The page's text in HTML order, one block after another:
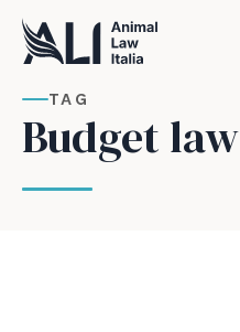
TAG
Budget law